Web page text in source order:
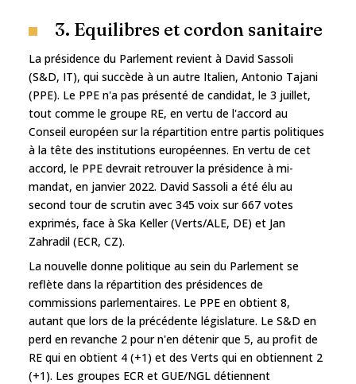
3. Equilibres et cordon sanitaire
La présidence du Parlement revient à David Sassoli
(S&D, IT), qui succède à un autre Italien, Antonio Tajani
(PPE). Le PPE n'a pas présenté de candidat, le 3 juillet,
tout comme le groupe RE, en vertu de l'accord au
Conseil européen sur la répartition entre partis politiques
à la tête des institutions européennes. En vertu de cet
accord, le PPE devrait retrouver la présidence à mi-
mandat, en janvier 2022. David Sassoli a été élu au
second tour de scrutin avec 345 voix sur 667 votes
exprimés, face à Ska Keller (Verts/ALE, DE) et Jan
Zahradil (ECR, CZ).
La nouvelle donne politique au sein du Parlement se
reflète dans la répartition des présidences de
commissions parlementaires. Le PPE en obtient 8,
autant que lors de la précédente législature. Le S&D en
perd en revanche 2 pour n'en détenir que 5, au profit de
RE qui en obtient 4 (+1) et des Verts qui en obtiennent 2
(+1). Les groupes ECR et GUE/NGL détiennent